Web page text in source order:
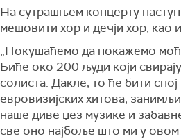
На сутрашњем концерту
мешовити хор и дечји хор, као
„Покушаћемо да покажемо
Биће око 200 људи који
солиста. Дакле, то ће бити
евровизијских хитова,
наше диве џез музике и
све оно најбоље што ми у